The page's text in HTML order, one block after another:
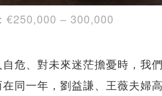
€250,000 – 300,000
危、對未來迷茫擔憂時，我
同一年，劉益謙、王薇夫婦